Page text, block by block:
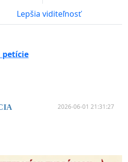
Lepšia viditeľnosť
2026-06-01 21:31:27